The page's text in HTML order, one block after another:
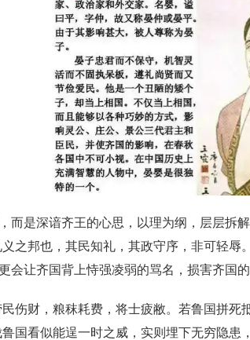
而是深谙齐王的心思，以理为纲，层层拆
之邦也，其民知礼，其政守序，非可轻
让齐国背上恃强凌弱的骂名，损害齐国的
伤财，粮秣耗费，将士疲敝。若鲁国拼
国看似能逞一时之威，实则埋下无穷隐